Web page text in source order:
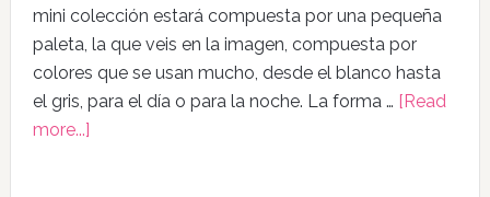
mini colección estará compuesta por una pequeña
paleta, la que veis en la imagen, compuesta por
colores que se usan mucho, desde el blanco hasta
el gris, para el día o para la noche. La forma … [Read
more...]